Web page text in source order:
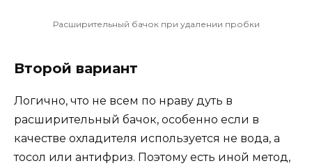
Расширительный бачок при удалении пробки
Второй вариант
Логично, что не всем по нраву дуть в
расширительный бачок, особенно если в
качестве охладителя используется не вода, а
тосол или антифриз. Поэтому есть иной метод,